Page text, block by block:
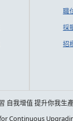
職
採
招
自我增值 提升你我生
Continuous